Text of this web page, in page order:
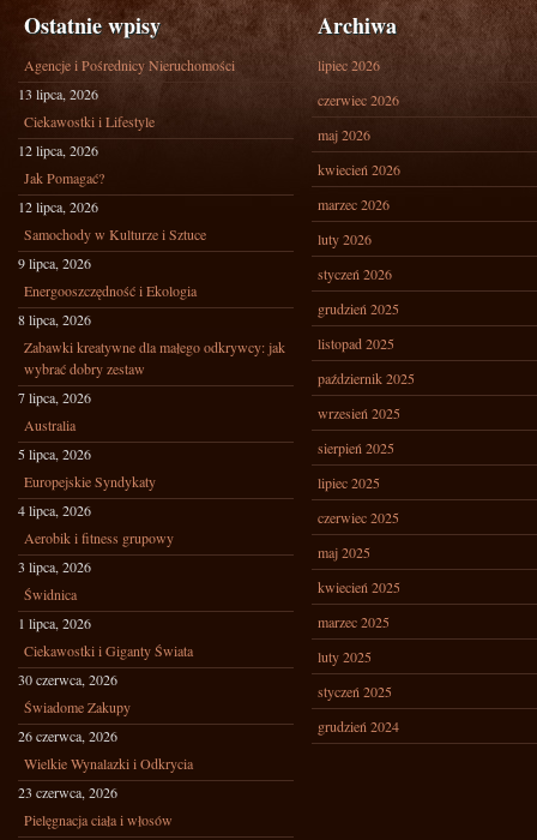
Ostatnie wpisy
Agencje i Pośrednicy Nieruchomości
13 lipca, 2026
Ciekawostki i Lifestyle
12 lipca, 2026
Jak Pomagać?
12 lipca, 2026
Samochody w Kulturze i Sztuce
9 lipca, 2026
Energooszczędność i Ekologia
8 lipca, 2026
Zabawki kreatywne dla małego odkrywcy: jak
wybrać dobry zestaw
7 lipca, 2026
Australia
5 lipca, 2026
Europejskie Syndykaty
4 lipca, 2026
Aerobik i fitness grupowy
3 lipca, 2026
Świdnica
1 lipca, 2026
Ciekawostki i Giganty Świata
30 czerwca, 2026
Świadome Zakupy
26 czerwca, 2026
Wielkie Wynalazki i Odkrycia
23 czerwca, 2026
Pielęgnacja ciała i włosów
Archiwa
lipiec 2026
czerwiec 2026
maj 2026
kwiecień 2026
marzec 2026
luty 2026
styczeń 2026
grudzień 2025
listopad 2025
październik 2025
wrzesień 2025
sierpień 2025
lipiec 2025
czerwiec 2025
maj 2025
kwiecień 2025
marzec 2025
luty 2025
styczeń 2025
grudzień 2024